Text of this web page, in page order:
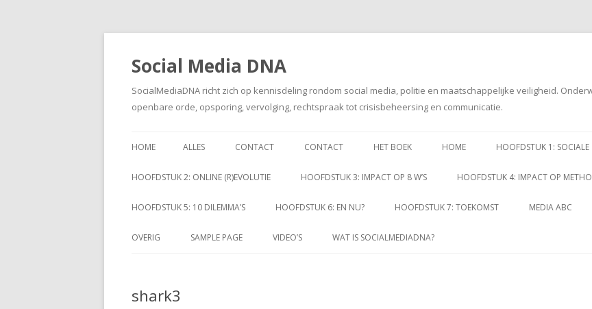
Social Media DNA
SocialMediaDNA richt zich op kennisdeling rondom social media, politie en maatschappelijke veiligheid.
openbare orde, opsporing, vervolging, rechtspraak tot crisisbeheersing en communicatie.
naar
HOME ALLES CONTACT CONTACT HET BOEK HOME HOOFDSTUK 1: SOCIALE
HOOFDSTUK 2: ONLINE (R)EVOLUTIE HOOFDSTUK 3: IMPACT OP 8 W’S HOOFDSTUK 4: IMPACT OP
HOOFDSTUK 5: 10 DILEMMA’S HOOFDSTUK 6: EN NU? HOOFDSTUK 7: TOEKOMST MEDIA ABC
OVERIG SAMPLE PAGE VIDEO’S WAT IS SOCIALMEDIADNA?
shark3